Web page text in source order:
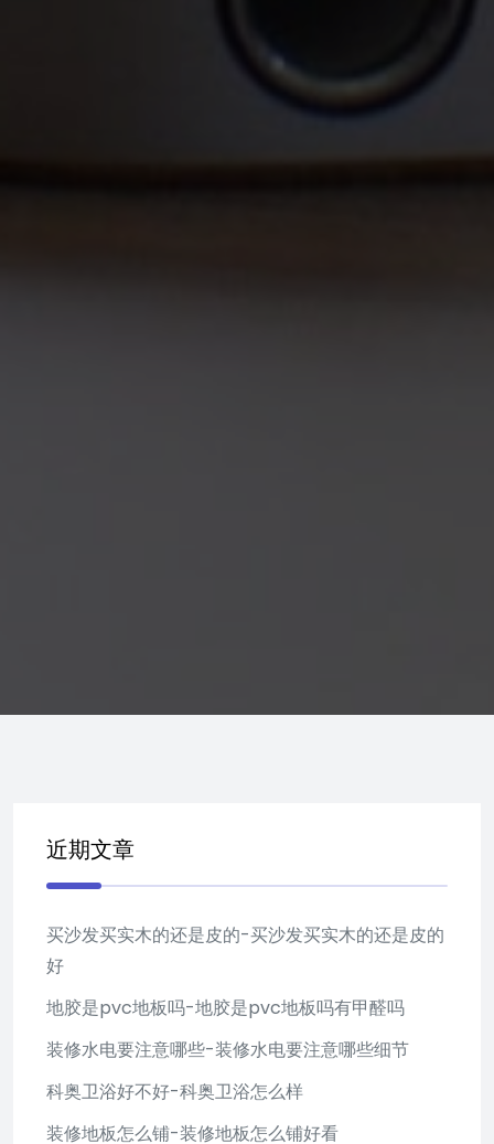
近期文章
买沙发买实木的还是皮的-买沙发买实木的还是皮的
好
地胶是pvc地板吗-地胶是pvc地板吗有甲醛吗
装修水电要注意哪些-装修水电要注意哪些细节
科奥卫浴好不好-科奥卫浴怎么样
装修地板怎么铺-装修地板怎么铺好看